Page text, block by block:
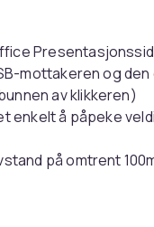
mottakeren og
av klikkeren)
enkelt å påpeke
på omtrent